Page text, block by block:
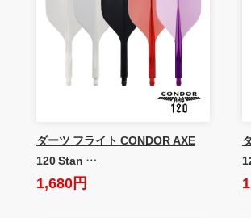
ダーツ フライト CONDOR AXE
120 Stan …
1,680円